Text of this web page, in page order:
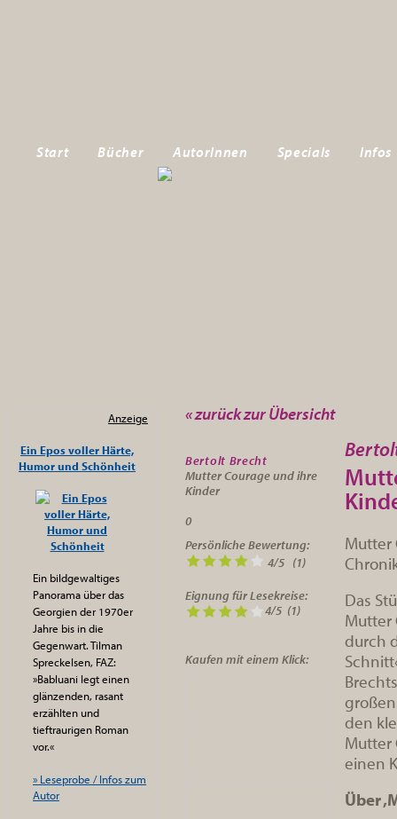
Start Bücher AutorInnen Specials Infos
« zurück zur Übersicht
Bertolt Brecht
Mutter Courage und ihre
Kinder
0
Persönliche Bewertung:
4/5 (1)
Eignung für Lesekreise:
4/5 (1)
Kaufen mit einem Klick:
Mutter
Das
Mutter
durch
den
Mutter
einen
Über
Anzeige
Ein Epos voller Härte,
Humor und Schönheit
Ein bildgewaltiges
Panorama über das
Georgien der 1970er
Jahre bis in die
Gegenwart. Tilman
Spreckelsen, FAZ:
»Babluani legt einen
glänzenden, rasant
erzählten und
tieftraurigen Roman
vor.«
» Leseprobe / Infos zum
Autor